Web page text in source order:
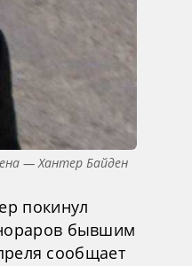
— Хантер Байден
покинул
бывшим
сообщает